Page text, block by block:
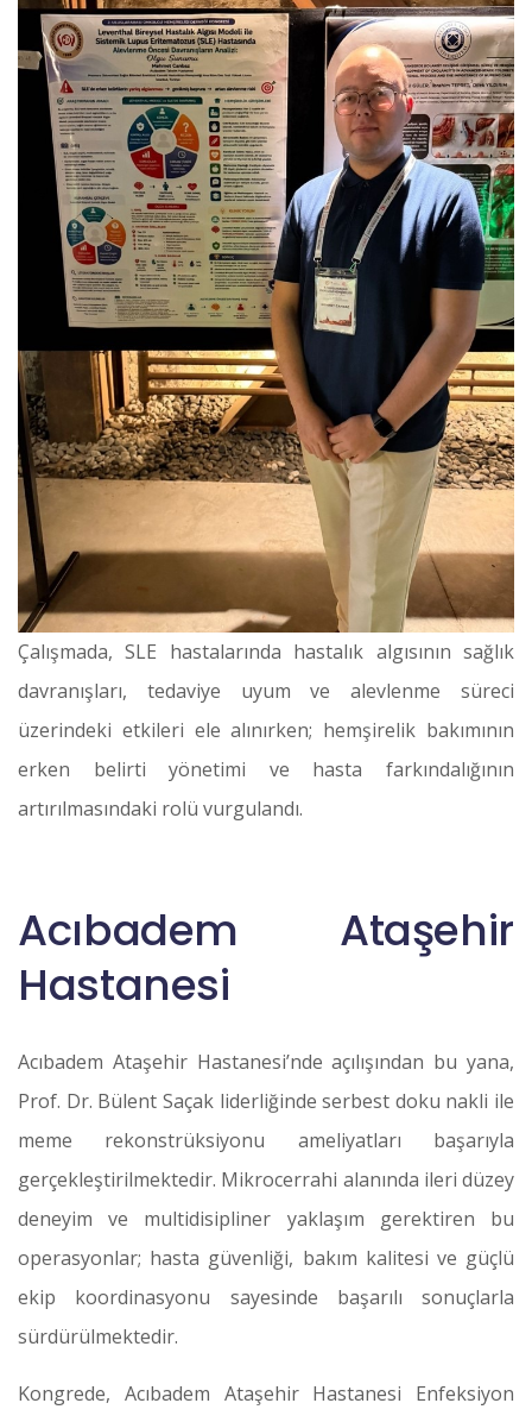
Çalışmada, SLE hastalarında hastalık algısının sağlık
davranışları, tedaviye uyum ve alevlenme süreci
üzerindeki etkileri ele alınırken; hemşirelik bakımının
erken belirti yönetimi ve hasta farkındalığının
artırılmasındaki rolü vurgulandı.
Acıbadem Ataşehir
Hastanesi
Acıbadem Ataşehir Hastanesi’nde açılışından bu yana,
Prof. Dr. Bülent Saçak liderliğinde serbest doku nakli ile
meme rekonstrüksiyonu ameliyatları başarıyla
gerçekleştirilmektedir. Mikrocerrahi alanında ileri düzey
deneyim ve multidisipliner yaklaşım gerektiren bu
operasyonlar; hasta güvenliği, bakım kalitesi ve güçlü
ekip koordinasyonu sayesinde başarılı sonuçlarla
sürdürülmektedir.
Kongrede, Acıbadem Ataşehir Hastanesi Enfeksiyon